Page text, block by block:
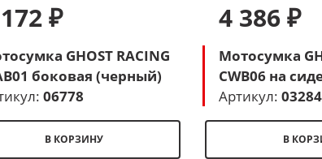
₽
GHOST RACING
боковая (черный)
06778
В КОРЗИНУ
4 386 ₽
Мотосумка
CWB06 на
(черный)
Артикул:03284
В